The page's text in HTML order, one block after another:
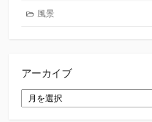
風景
アーカイブ
ー